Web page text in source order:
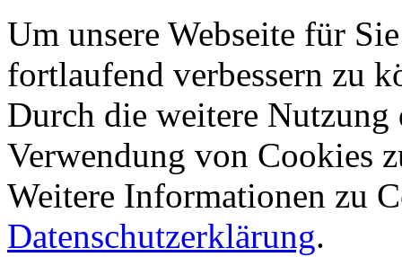
Um unsere Webseite für
fortlaufend verbessern zu
Durch die weitere Nutzung
Verwendung von Cookies
Weitere Informationen zu
Datenschutzerklärung.